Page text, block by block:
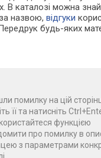
В каталозі можна
назвою,відгуки
будь-яких
помилку на цій
її та натисніть
функцією
про помилку в
з параметрами